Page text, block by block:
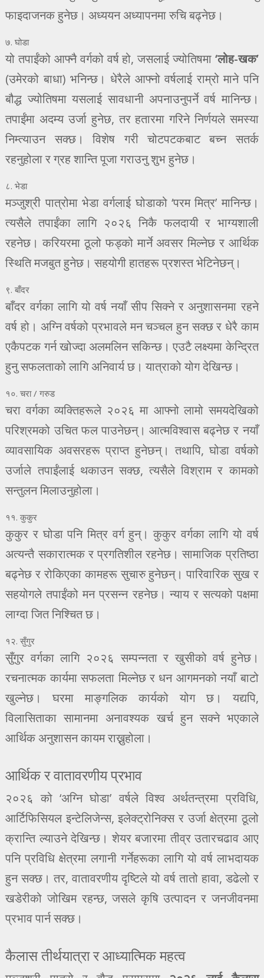
फाइदाजनक हुनेछ। अध्ययन अध्यापनमा रुचि बढ्नेछ।
७. घोडा
यो तपाईंको आफ्नै वर्गको वर्ष हो, जसलाई ज्योतिषमा ‘लोह-खक’
(उमेरको बाधा) भनिन्छ। धेरैले आफ्नो वर्षलाई राम्रो माने पनि
बौद्ध ज्योतिषमा यसलाई सावधानी अपनाउनुपर्ने वर्ष मानिन्छ।
तपाईंमा अदम्य उर्जा हुनेछ, तर हतारमा गरिने निर्णयले समस्या
निम्त्याउन सक्छ। विशेष गरी चोटपटकबाट बच्न सतर्क
रहनुहोला र ग्रह शान्ति पूजा गराउनु शुभ हुनेछ।
८. भेडा
मञ्जुश्री पात्रोमा भेडा वर्गलाई घोडाको ‘परम मित्र’ मानिन्छ।
त्यसैले तपाईंका लागि २०२६ निकै फलदायी र भाग्यशाली
रहनेछ। करियरमा ठूलो फड्को मार्ने अवसर मिल्नेछ र आर्थिक
स्थिति मजबुत हुनेछ। सहयोगी हातहरू प्रशस्त भेटिनेछन्।
९. बाँदर
बाँदर वर्गका लागि यो वर्ष नयाँ सीप सिक्ने र अनुशासनमा रहने
वर्ष हो। अग्नि वर्षको प्रभावले मन चञ्चल हुन सक्छ र धेरै काम
एकैपटक गर्न खोज्दा अलमलिन सकिन्छ। एउटै लक्ष्यमा केन्द्रित
हुनु सफलताको लागि अनिवार्य छ। यात्राको योग देखिन्छ।
१०. चरा / गरुड
चरा वर्गका व्यक्तिहरूले २०२६ मा आफ्नो लामो समयदेखिको
परिश्रमको उचित फल पाउनेछन्। आत्मविश्वास बढ्नेछ र नयाँ
व्यावसायिक अवसरहरू प्राप्त हुनेछन्। तथापि, घोडा वर्षको
उर्जाले तपाईंलाई थकाउन सक्छ, त्यसैले विश्राम र कामको
सन्तुलन मिलाउनुहोला।
११. कुकुर
कुकुर र घोडा पनि मित्र वर्ग हुन्। कुकुर वर्गका लागि यो वर्ष
अत्यन्तै सकारात्मक र प्रगतिशील रहनेछ। सामाजिक प्रतिष्ठा
बढ्नेछ र रोकिएका कामहरू सुचारु हुनेछन्। पारिवारिक सुख र
सहयोगले तपाईंको मन प्रसन्न रहनेछ। न्याय र सत्यको पक्षमा
लाग्दा जित निश्चित छ।
१२. सुँगुर
सुँगुर वर्गका लागि २०२६ सम्पन्नता र खुसीको वर्ष हुनेछ।
रचनात्मक कार्यमा सफलता मिल्नेछ र धन आगमनको नयाँ बाटो
खुल्नेछ। घरमा माङ्गलिक कार्यको योग छ। यद्यपि,
विलासिताका सामानमा अनावश्यक खर्च हुन सक्ने भएकाले
आर्थिक अनुशासन कायम राख्नुहोला।
आर्थिक र वातावरणीय प्रभाव
२०२६ को ‘अग्नि घोडा’ वर्षले विश्व अर्थतन्त्रमा प्रविधि,
आर्टिफिसियल इन्टेलिजेन्स, इलेक्ट्रोनिक्स र उर्जा क्षेत्रमा ठूलो
क्रान्ति ल्याउने देखिन्छ। शेयर बजारमा तीव्र उतारचढाव आए
पनि प्रविधि क्षेत्रमा लगानी गर्नेहरूका लागि यो वर्ष लाभदायक
हुन सक्छ। तर, वातावरणीय दृष्टिले यो वर्ष तातो हावा, डढेलो र
खडेरीको जोखिम रहन्छ, जसले कृषि उत्पादन र जनजीवनमा
प्रभाव पार्न सक्छ।
कैलास तीर्थयात्रा र आध्यात्मिक महत्व